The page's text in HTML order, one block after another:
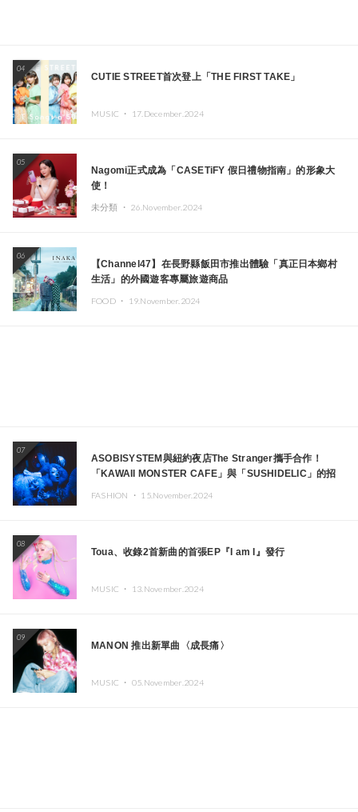
04
CUTIE STREET首次登上「THE FIRST TAKE」
MUSIC ・ 17.December.2024
05
Nagomi正式成為「CASETiFY 假日禮物指南」的形象大
使！
未分類 ・ 26.November.2024
06
【Channel47】在長野縣飯田市推出體驗「真正日本鄉村
生活」的外國遊客專屬旅遊商品
FOOD ・ 19.November.2024
07
ASOBISYSTEM與紐約夜店The Stranger攜手合作！
「KAWAII MONSTER CAFE」與「SUSHIDELIC」的招
FASHION ・ 15.November.2024
08
Toua、收錄2首新曲的首張EP『I am I』發行
MUSIC ・ 13.November.2024
09
MANON 推出新單曲〈成長痛〉
MUSIC ・ 05.November.2024